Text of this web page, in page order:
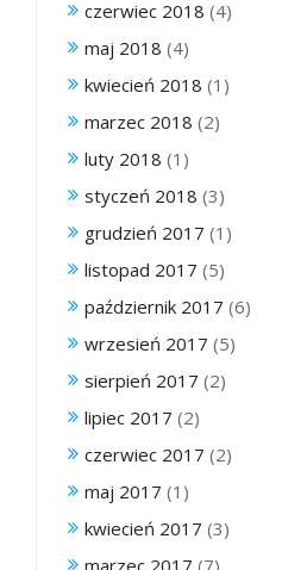
czerwiec 2018 (4)
maj 2018 (4)
kwiecień 2018 (1)
marzec 2018 (2)
luty 2018 (1)
styczeń 2018 (3)
grudzień 2017 (1)
listopad 2017 (5)
październik 2017 (6)
wrzesień 2017 (5)
sierpień 2017 (2)
lipiec 2017 (2)
czerwiec 2017 (2)
maj 2017 (1)
kwiecień 2017 (3)
marzec 2017 (7)